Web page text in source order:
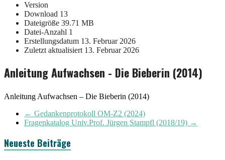
Version
Download 13
Dateigröße 39.71 MB
Datei-Anzahl 1
Erstellungsdatum 13. Februar 2026
Zuletzt aktualisiert 13. Februar 2026
Anleitung Aufwachsen - Die Bieberin (2014)
Anleitung Aufwachsen – Die Bieberin (2014)
← Gedankenprotokoll OM-Z2 (2024)
Fragenkatalog Univ.Prof. Jürgen Stampfl (2018/19) →
Neueste Beiträge